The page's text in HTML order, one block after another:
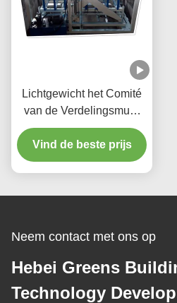
Lichtgewicht het Comité
van de Verdelingsmuur
MGO Raad die tot
Machine 380v maken
Nieuwe Voorwaarde
Vind de beste prijs
Neem contact met ons op
Hebei Greens
Technology